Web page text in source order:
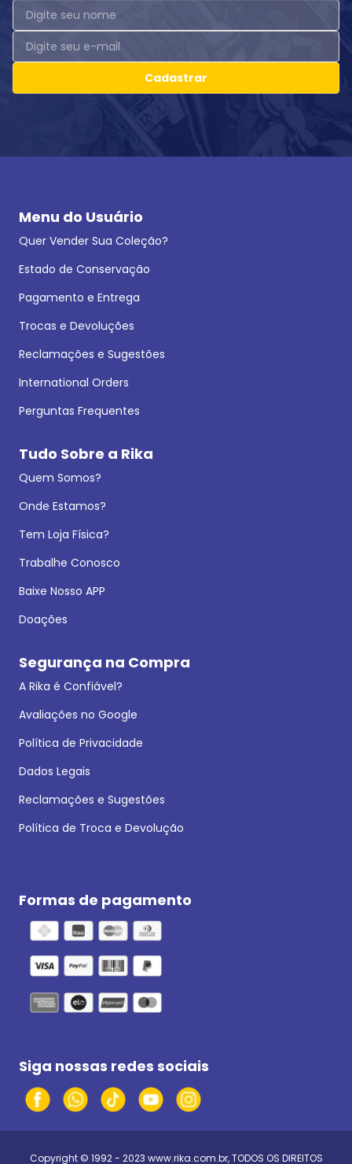
Cadastrar
Menu do Usuário
Quer Vender Sua Coleção?
Estado de Conservação
Pagamento e Entrega
Trocas e Devoluções
Reclamações e Sugestões
International Orders
Perguntas Frequentes
Tudo Sobre a Rika
Quem Somos?
Onde Estamos?
Tem Loja Física?
Trabalhe Conosco
Baixe Nosso APP
Doações
Segurança na Compra
A Rika é Confiável?
Avaliações no Google
Política de Privacidade
Dados Legais
Reclamações e Sugestões
Política de Troca e Devolução
Formas de pagamento
Siga nossas redes sociais
Copyright © 1992 - 2023 www.rika.com.br, TODOS OS DIREITOS